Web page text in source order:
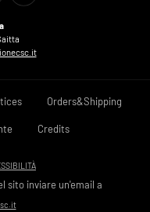
Orders&Shipping
Credits
sito inviare un'email a